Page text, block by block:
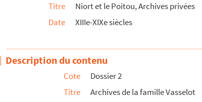
Vasselot
Titre
Niort et le Poitou, Archives privées
Date
XIIIe-XIXe siècles
Description du contenu
Cote
Dossier 2
Titre
Archives de la famille Vasselot